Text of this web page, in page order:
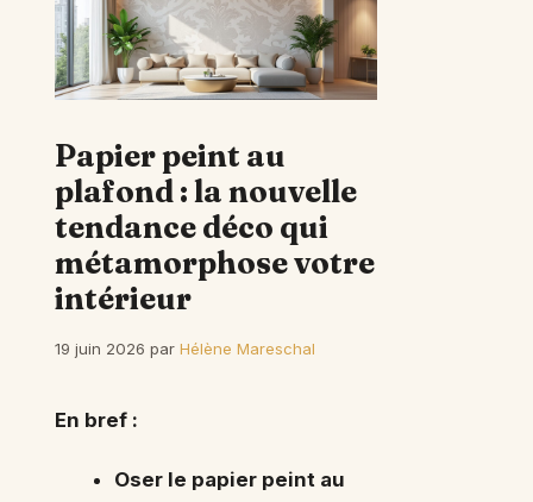
Papier peint au
plafond : la nouvelle
tendance déco qui
métamorphose votre
intérieur
19 juin 2026 par Hélène Mareschal
En bref :
Oser le papier peint au